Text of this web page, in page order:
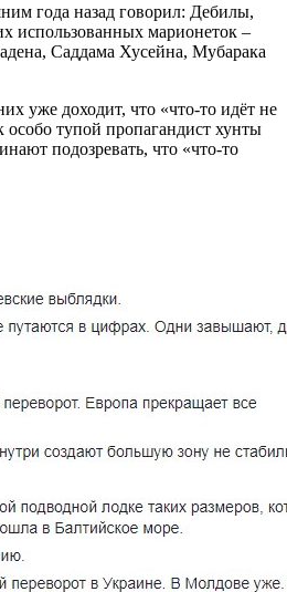
года назад говорил: Дебилы,
использованных марионеток –
Саддама Хусейна, Мубарака
уже доходит, что «что-то идёт не
тупой пропагандист хунты
подозревать, что «что-то